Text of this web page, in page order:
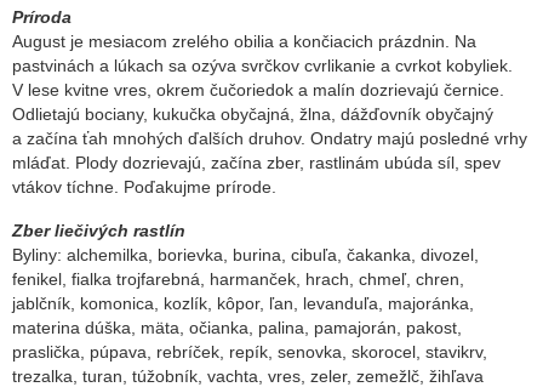
Príroda
August je mesiacom zrelého obilia a končiacich prázdnin. Na
pastvinách a lúkach sa ozýva svrčkov cvrlikanie a cvrkot kobyliek.
V lese kvitne vres, okrem čučoriedok a malín dozrievajú černice.
Odlietajú bociany, kukučka obyčajná, žlna, dážďovník obyčajný
a začína ťah mnohých ďalších druhov. Ondatry majú posledné vrhy
mláďat. Plody dozrievajú, začína zber, rastlinám ubúda síl, spev
vtákov tíchne. Poďakujme prírode.
Zber liečivých rastlín
Byliny: alchemilka, borievka, burina, cibuľa, čakanka, divozel,
fenikel, fialka trojfarebná, harmanček, hrach, chmeľ, chren,
jablčník, komonica, kozlík, kôpor, ľan, levanduľa, majoránka,
materina dúška, mäta, očianka, palina, pamajorán, pakost,
praslička, púpava, rebríček, repík, senovka, skorocel, stavikrv,
trezalka, turan, túžobník, vachta, vres, zeler, zemežlč, žihľava